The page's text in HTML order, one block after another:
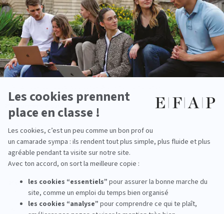
Créativité
› Talk-Show Factory
› Création publicitaire
› Design graphique
Marketing digital & IA
› Marketing Management & stratégie
› Marketing digital & IA
› IA & Prompt Engineering
› Gestion de projet
Événements pédagogiques
Masterclasses
› Crisis Sprint